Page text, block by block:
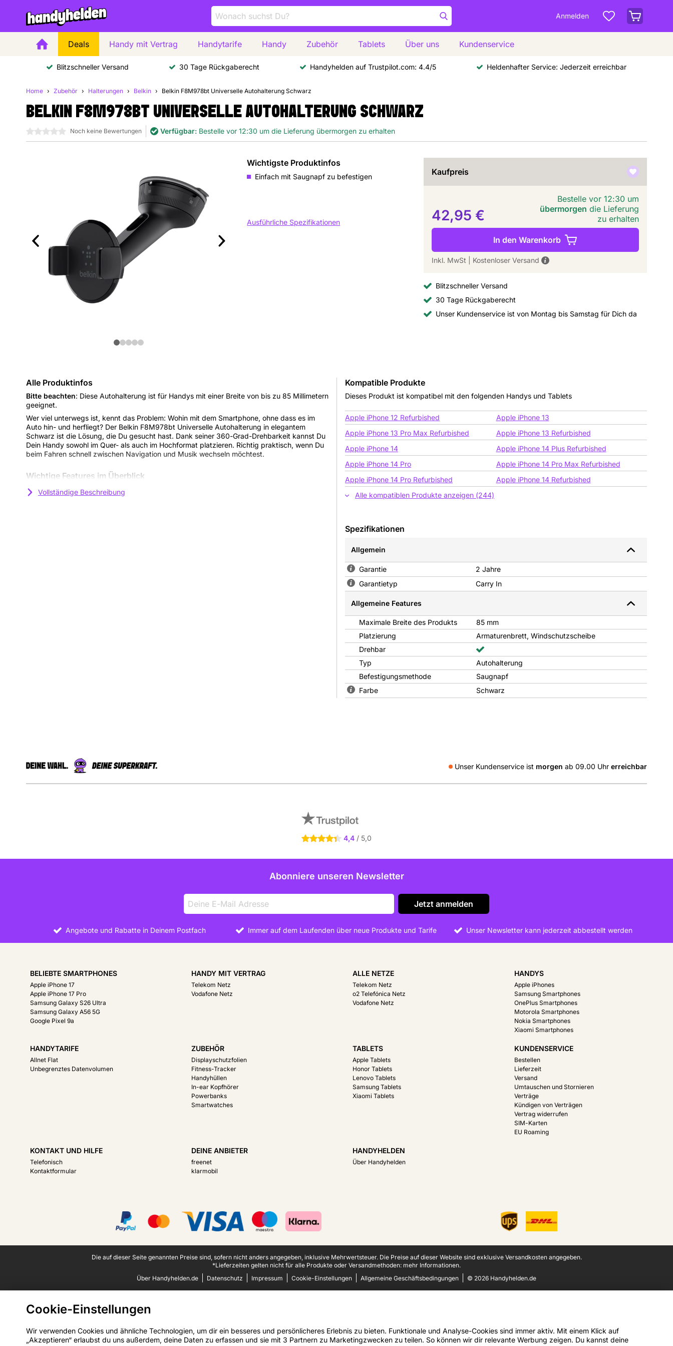
Anmelden
Deals Handy mit Vertrag Handytarife Handy Zubehör Tablets Über uns Kundenservice
Blitzschneller Versand 30 Tage Rückgaberecht Handyhelden auf Trustpilot.com: 4.4/5 Heldenhafter Service: Jederzeit erreichbar
Home Zubehör Halterungen Belkin Belkin F8M978bt Universelle Autohalterung Schwarz
BELKIN F8M978BT UNIVERSELLE AUTOHALTERUNG SCHWARZ
0 Sterne Noch keine Bewertungen Verfügbar: Bestelle vor 12:30 um die Lieferung übermorgen zu erhalten
Wichtigste Produktinfos
Einfach mit Saugnapf zu befestigen
Ausführliche Spezifikationen
Kaufpreis
42,95 €
Bestelle vor 12:30 um
übermorgen die Lieferung
zu erhalten
In den Warenkorb
Inkl. MwSt Kostenloser Versand
Blitzschneller Versand
30 Tage Rückgaberecht
Unser Kundenservice ist von Montag bis Samstag für Dich da
Alle Produktinfos
Bitte beachten: Diese Autohalterung ist für Handys mit einer Breite von bis zu 85 Millimetern
geeignet.
Wer viel unterwegs ist, kennt das Problem: Wohin mit dem Smartphone, ohne dass es im
Auto hin- und herfliegt? Der Belkin F8M978bt Universelle Autohalterung in elegantem
Schwarz ist die Lösung, die Du gesucht hast. Dank seiner 360-Grad-Drehbarkeit kannst Du
Dein Handy sowohl im Quer- als auch im Hochformat platzieren. Richtig praktisch, wenn Du
beim Fahren schnell zwischen Navigation und Musik wechseln möchtest.
Wichtige Features im Überblick
✔
Rotationsfähigkeit. Es spielt keine Rolle, ob Du das Display quer für eine gute Übersicht in
Vollständige Beschreibung
Kompatible Produkte
Dieses Produkt ist kompatibel mit den folgenden Handys und Tablets
Apple iPhone 12 Refurbished
Apple iPhone 13
Apple iPhone 13 Pro Max Refurbished
Apple iPhone 13 Refurbished
Apple iPhone 14
Apple iPhone 14 Plus Refurbished
Apple iPhone 14 Pro
Apple iPhone 14 Pro Max Refurbished
Apple iPhone 14 Pro Refurbished
Apple iPhone 14 Refurbished
Alle kompatiblen Produkte anzeigen (244)
Spezifikationen
Allgemein
Garantie
2 Jahre
Garantietyp
Carry In
Allgemeine Features
Maximale Breite des Produkts
85 mm
Platzierung
Armaturenbrett, Windschutzscheibe
Drehbar
Typ
Autohalterung
Befestigungsmethode
Saugnapf
Farbe
Schwarz
Unser Kundenservice ist morgen ab 09.00 Uhr erreichbar
Social media
4.4 Sterne 4,4 / 5,0
Abonniere unseren Newsletter
Jetzt anmelden
Angebote und Rabatte in Deinem Postfach Immer auf dem Laufenden über neue Produkte und Tarife Unser Newsletter kann jederzeit abbestellt werden
BELIEBTE SMARTPHONES
Apple iPhone 17
Apple iPhone 17 Pro
Samsung Galaxy S26 Ultra
Samsung Galaxy A56 5G
Google Pixel 9a
HANDY MIT VERTRAG
Telekom Netz
Vodafone Netz
ALLE NETZE
Telekom Netz
o2 Telefónica Netz
Vodafone Netz
HANDYS
Apple iPhones
Samsung Smartphones
OnePlus Smartphones
Motorola Smartphones
Nokia Smartphones
Xiaomi Smartphones
HANDYTARIFE
Allnet Flat
Unbegrenztes Datenvolumen
ZUBEHÖR
Displayschutzfolien
Fitness-Tracker
Handyhüllen
In-ear Kopfhörer
Powerbanks
Smartwatches
TABLETS
Apple Tablets
Honor Tablets
Lenovo Tablets
Samsung Tablets
Xiaomi Tablets
KUNDENSERVICE
Bestellen
Lieferzeit
Versand
Umtauschen und Stornieren
Verträge
Kündigen von Verträgen
Vertrag widerrufen
SIM-Karten
EU Roaming
KONTAKT UND HILFE
Telefonisch
Kontaktformular
DEINE ANBIETER
freenet
klarmobil
HANDYHELDEN
Über Handyhelden
Die auf dieser Seite genannten Preise sind, sofern nicht anders angegeben, inklusive Mehrwertsteuer. Die Preise auf dieser Website sind exklusive Versandkosten angegeben.
*Lieferzeiten gelten nicht für alle Produkte oder Versandmethoden: mehr Informationen.
Über Handyhelden.de
Datenschutz Impressum Cookie-Einstellungen Allgemeine Geschäftsbedingungen © 2026 Handyhelden.de
Cookie-Einstellungen
Wir verwenden Cookies und ähnliche Technologien, um dir ein besseres und persönlicheres Erlebnis zu bieten. Funktionale und Analyse-Cookies sind immer aktiv. Mit einem Klick auf
„Akzeptieren“ erlaubst du uns außerdem, deine Daten zu erfassen und sie mit 3 Partnern zu Marketingzwecken zu teilen. So können wir dir relevante Werbung zeigen. Du kannst deine